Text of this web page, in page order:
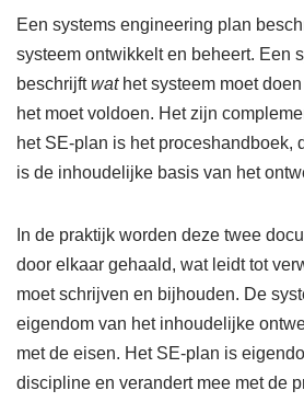
Een systems engineering plan
systeem ontwikkelt en beheert. Een
beschrijftwathet systeem moet
het moet voldoen. Het zijn
het SE-plan is het proceshandboek,
is de inhoudelijke basis van het
In de praktijk worden deze twee
door elkaar gehaald, wat leidt tot
moet schrijven en bijhouden. De
eigendom van het inhoudelijke
met de eisen. Het SE-plan is
discipline en verandert mee met de